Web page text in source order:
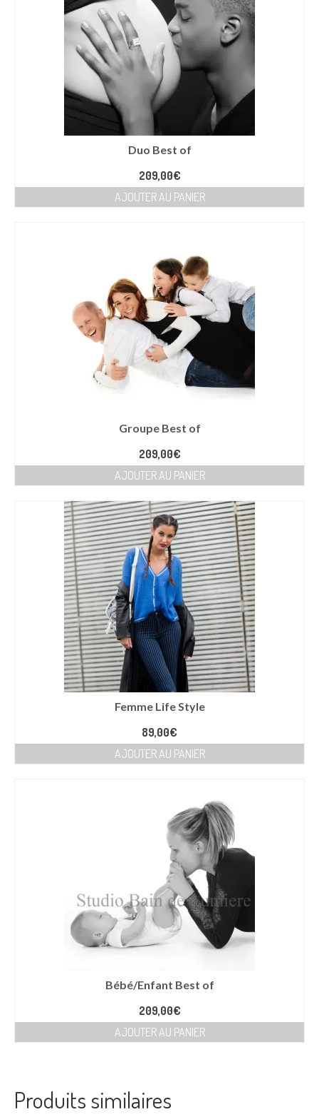
Duo Best of
209,00€
AJOUTER AU PANIER
Groupe Best of
209,00€
AJOUTER AU PANIER
Femme Life Style
89,00€
AJOUTER AU PANIER
Bébé/Enfant Best of
209,00€
AJOUTER AU PANIER
Produits similaires